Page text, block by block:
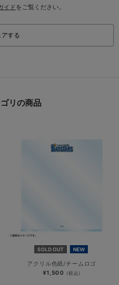
イドをご覧ください。
アする
リの商品
SOLD OUT NEW
アクリル色紙/チームロゴ
¥1,500 (税込)